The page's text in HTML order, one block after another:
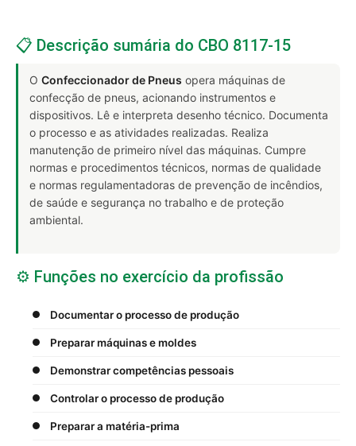
📋 Descrição sumária do CBO 8117-15
O Confeccionador de Pneus opera máquinas de
confecção de pneus, acionando instrumentos e
dispositivos. Lê e interpreta desenho técnico. Documenta
o processo e as atividades realizadas. Realiza
manutenção de primeiro nível das máquinas. Cumpre
normas e procedimentos técnicos, normas de qualidade
e normas regulamentadoras de prevenção de incêndios,
de saúde e segurança no trabalho e de proteção
ambiental.
⚙️ Funções no exercício da profissão
Documentar o processo de produção
Preparar máquinas e moldes
Demonstrar competências pessoais
Controlar o processo de produção
Preparar a matéria-prima